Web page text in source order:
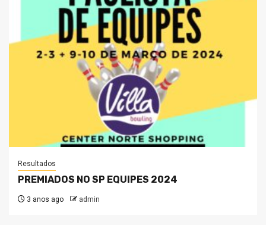
Resultados
PREMIADOS NO SP EQUIPES 2024
3 anos ago admin